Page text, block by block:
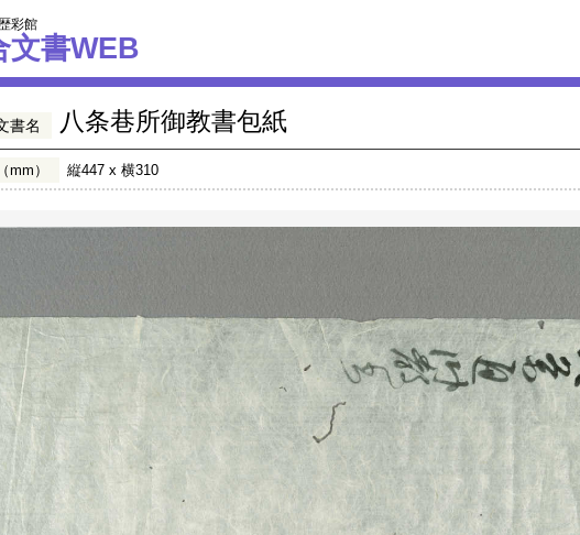
彩館
文書WEB
書名 八条巷所御教書包紙
mm） 縦447 x 横310